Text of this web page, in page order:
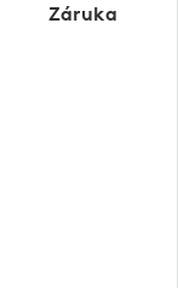
Záruka